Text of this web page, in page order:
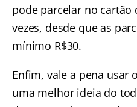
pode parcelar no cartão
vezes, desde que as
mínimo R$30.
Enfim, vale a pena usar
uma melhor ideia do